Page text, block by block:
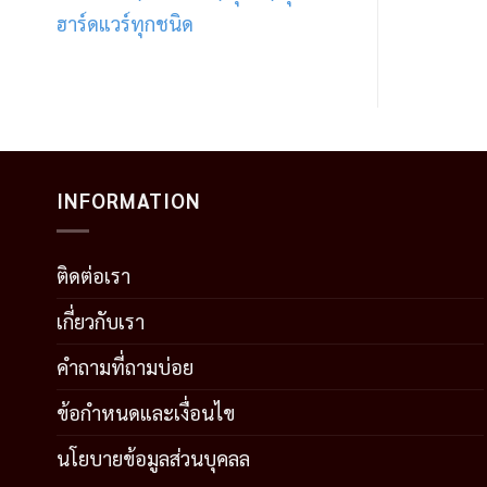
ฮาร์ดแวร์ทุกชนิด
INFORMATION
ติดต่อเรา
เกี่ยวกับเรา
คำถามที่ถามบ่อย
ข้อกำหนดและเงื่อนไข
นโยบายข้อมูลส่วนบุคลล